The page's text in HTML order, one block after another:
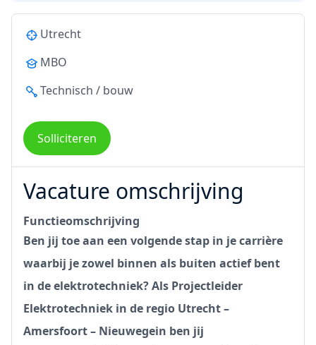
Utrecht
MBO
Technisch / bouw
Solliciteren
Vacature omschrijving
Functieomschrijving
Ben jij toe aan een volgende stap in je carrière
waarbij je zowel binnen als buiten actief bent
in de elektrotechniek? Als Projectleider
Elektrotechniek in de regio Utrecht –
Amersfoort – Nieuwegein ben jij